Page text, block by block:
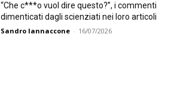
“Che c***o vuol dire questo?”, i commenti
dimenticati dagli scienziati nei loro articoli
Sandro Iannaccone - 16/07/2026